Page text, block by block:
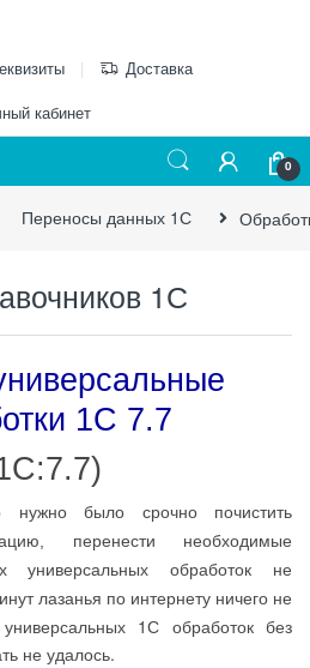
Доставка
кабинет
0
Переносы данных 1С
1С
1С 7.7
нужно было срочно почистить
перенести необходимые
универсальных обработок не
лазанья по интернету ничего не
1С обработок без
не удалось.